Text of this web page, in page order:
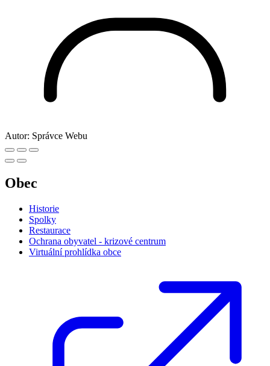
Autor: Správce Webu
Obec
Historie
Spolky
Restaurace
Ochrana obyvatel - krizové centrum
Virtuální prohlídka obce